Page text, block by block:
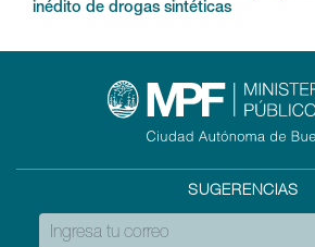
inédito de drogas sintéticas
SUGERENCIAS